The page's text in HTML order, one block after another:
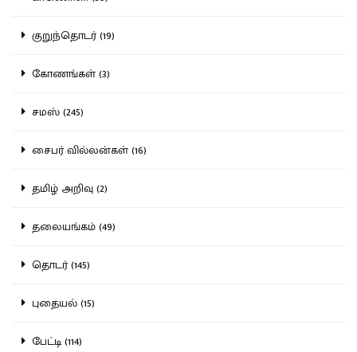
குறுந்தொடர் (19)
கோணங்கள் (3)
சமஸ் (245)
சைபர் வில்லன்கள் (16)
தமிழ் அறிவு (2)
தலையங்கம் (49)
தொடர் (145)
புதையல் (15)
பேட்டி (114)